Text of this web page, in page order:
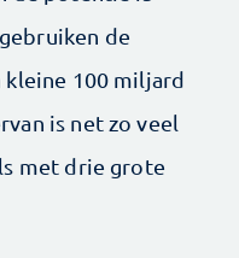
de
kleine 100 miljard
is net zo veel
met drie grote